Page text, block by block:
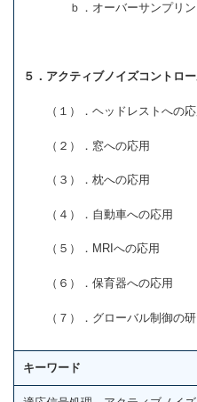
ｂ．オーバーサンプリング
５．アクティブノイズコントロ
（１）．ヘッドレストへの応
（２）．窓への応用
（３）．枕への応用
（４）．自動車への応用
（５）．MRIへの応用
（６）．保育器への応用
（７）．グローバル制御の
キーワード